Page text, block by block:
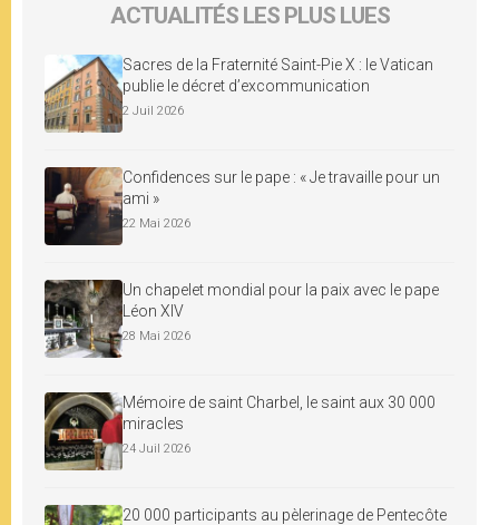
ACTUALITÉS LES PLUS LUES
Sacres de la Fraternité Saint-Pie X : le Vatican
publie le décret d’excommunication
2 Juil 2026
Confidences sur le pape : « Je travaille pour un
ami »
22 Mai 2026
Un chapelet mondial pour la paix avec le pape
Léon XIV
28 Mai 2026
Mémoire de saint Charbel, le saint aux 30 000
miracles
24 Juil 2026
20 000 participants au pèlerinage de Pentecôte